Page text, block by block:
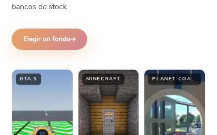
bancos de stock.
Elegir un fondo
GTA 5 MINECRAFT PLANET COASTER